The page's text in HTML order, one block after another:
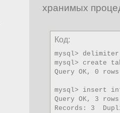
хранимых
Код:
mysql>
mysql> create
Query OK, 0
mysql> insert
Query OK, 3
Records: 3